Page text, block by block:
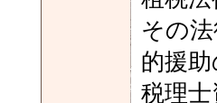
その
的援
税理